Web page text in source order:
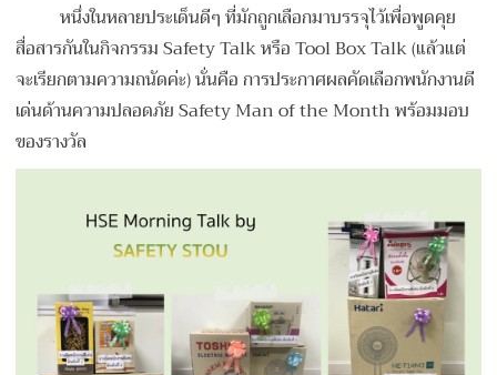
หนึ่งในหลายประเด็นดีๆ ที่มักถูกเลือกมาบรรจุไว้เพื่อพูดคุย
สื่อสารกันในกิจกรรม Safety Talk หรือ Tool Box Talk (แล้วแต่
จะเรียกตามความถนัดค่ะ) นั่นคือ การประกาศผลคัดเลือกพนักงานดี
เด่นด้านความปลอดภัย Safety Man of the Month พร้อมมอบ
ของรางวัล